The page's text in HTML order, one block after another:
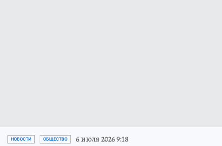
НОВОСТИ ОБЩЕСТВО 6 июля 2026 9:18